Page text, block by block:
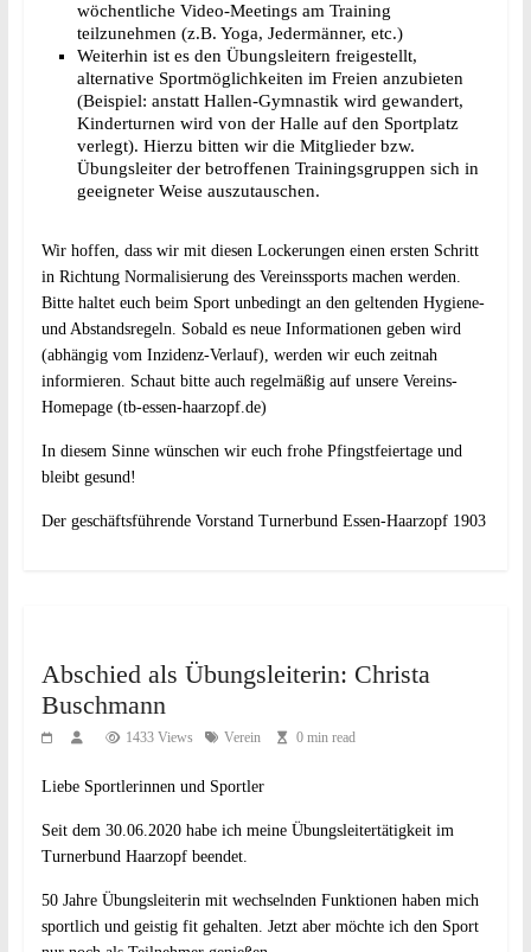
wöchentliche Video-Meetings am Training
teilzunehmen (z.B. Yoga, Jedermänner, etc.)
Weiterhin ist es den Übungsleitern freigestellt,
alternative Sportmöglichkeiten im Freien anzubieten
(Beispiel: anstatt Hallen-Gymnastik wird gewandert,
Kinderturnen wird von der Halle auf den Sportplatz
verlegt). Hierzu bitten wir die Mitglieder bzw.
Übungsleiter der betroffenen Trainingsgruppen sich in
geeigneter Weise auszutauschen.
Wir hoffen, dass wir mit diesen Lockerungen einen ersten Schritt
in Richtung Normalisierung des Vereinssports machen werden.
Bitte haltet euch beim Sport unbedingt an den geltenden Hygiene-
und Abstandsregeln. Sobald es neue Informationen geben wird
(abhängig vom Inzidenz-Verlauf), werden wir euch zeitnah
informieren. Schaut bitte auch regelmäßig auf unsere Vereins-
Homepage (tb-essen-haarzopf.de)
In diesem Sinne wünschen wir euch frohe Pfingstfeiertage und
bleibt gesund!
Der geschäftsführende Vorstand Turnerbund Essen-Haarzopf 1903
Abschied als Übungsleiterin: Christa
Buschmann
1433 Views Verein 0 min read
Liebe Sportlerinnen und Sportler
Seit dem 30.06.2020 habe ich meine Übungsleitertätigkeit im
Turnerbund Haarzopf beendet.
50 Jahre Übungsleiterin mit wechselnden Funktionen haben mich
sportlich und geistig fit gehalten. Jetzt aber möchte ich den Sport